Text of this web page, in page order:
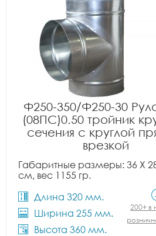
Ф250-350/Ф250-30
(08ПС)0.50 тройник
сечения с круглой
врезкой
Габаритные размеры: 36 X
см, вес 1155 гр.
Длина 320 мм.
Ширина 255 мм.
Высота 360 мм.
200+ в